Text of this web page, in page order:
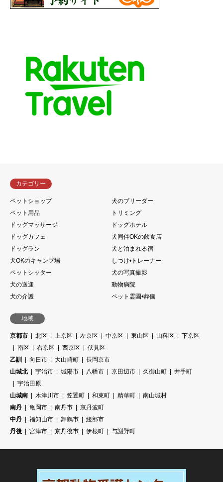
カテゴリー
ペットショップ
犬のブリーダー
ペット用品
トリミング
ドッグマッサージ
ドッグホテル
ドッグカフェ
犬同伴OKの飲食店
ドッグラン
犬と泊まれる宿
犬OKのキャンプ場
しつけ•トレーナー
ペットシッター
犬の写真撮影
犬の送迎
動物病院
犬の介護
ペット霊園•葬儀
地域
京都市 北区 上京区 左京区 中京区 東山区 山科区
下京区
南区
右京区 西京区
伏見区
乙訓
向日市 大山崎町
長岡京市
山城北
宇治市 城陽市 八幡市 京田辺市 久御山町
井手町
宇治田原
山城南
木津川市 笠置町 和束町 精華町
南山城村
南丹
亀岡市 南丹市
京丹波町
中丹
福知山市 舞鶴市
綾部市
丹後
宮津市 京丹後市 伊根町 与謝野町